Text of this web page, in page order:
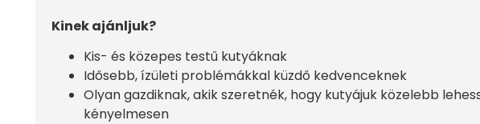
Kinek ajánljuk?
Kis- és közepes testű kutyáknak
Idősebb, ízületi problémákkal küzdő kedvenceknek
Olyan gazdiknak, akik szeretnék, hogy kutyájuk közelebb
kényelmesen